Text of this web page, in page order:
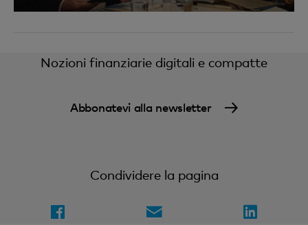
Nozioni finanziarie digitali e compatte
Abbonatevi alla newsletter
Condividere la pagina